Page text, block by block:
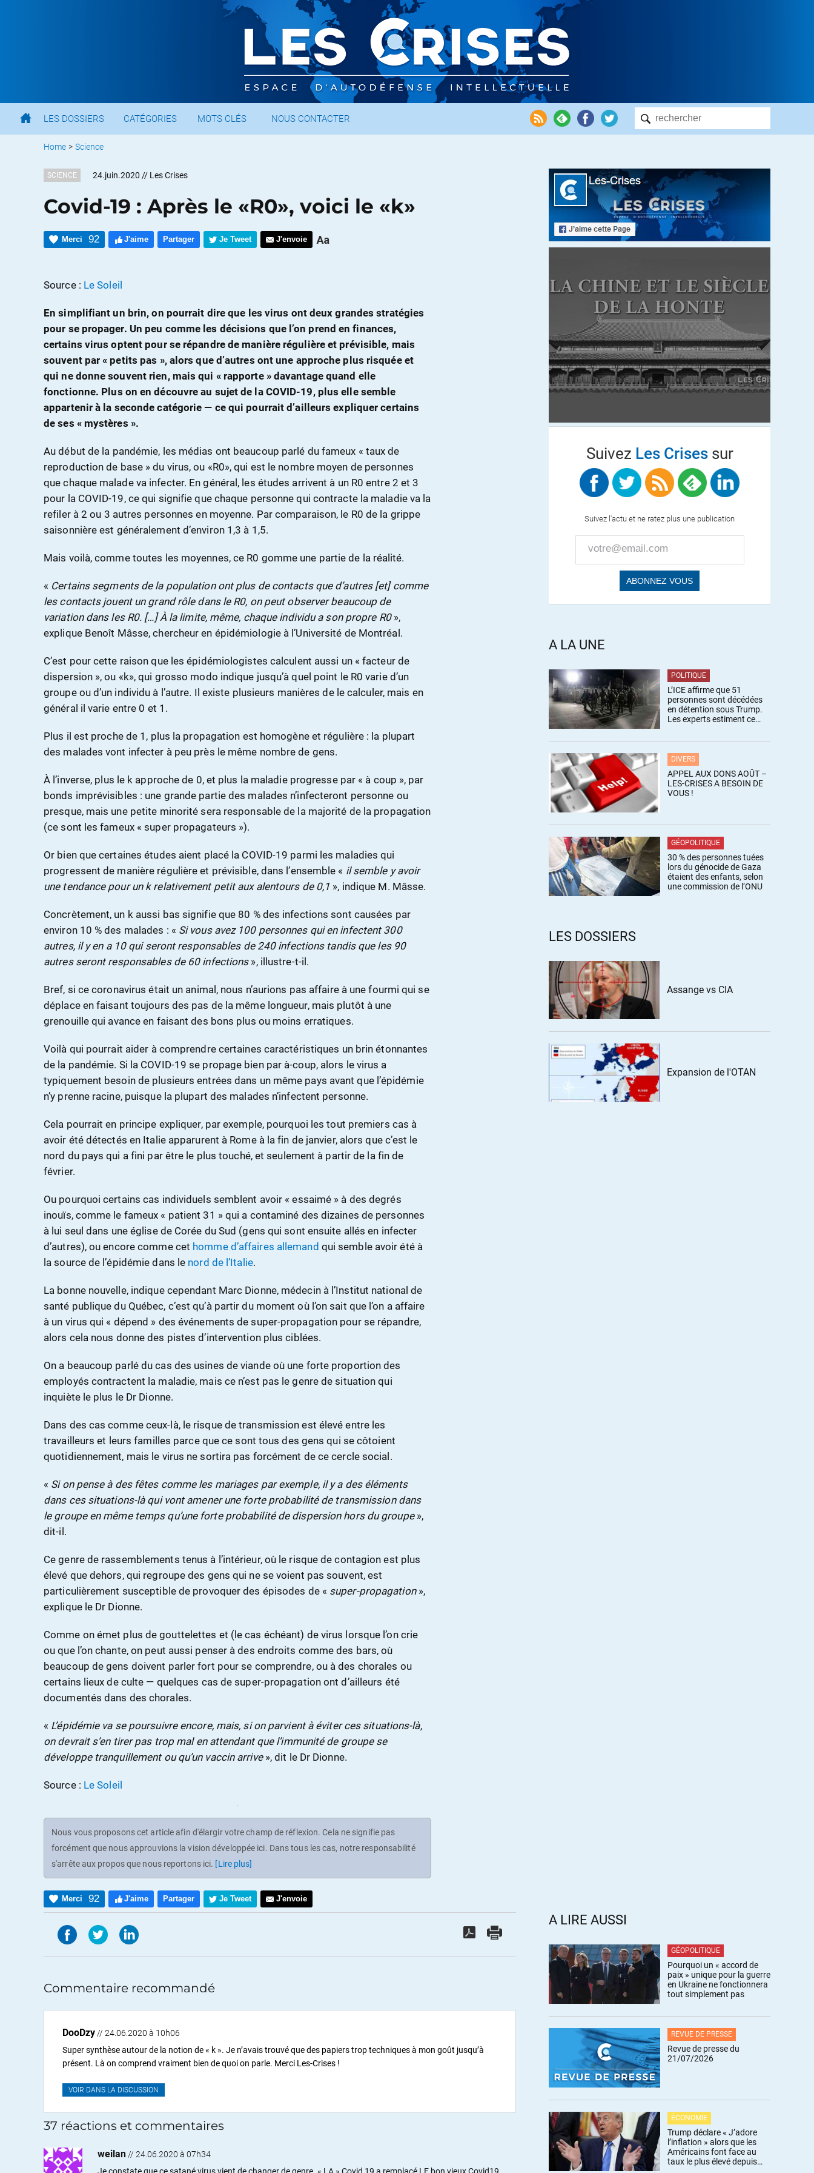
LES DOSSIERS CATÉGORIES MOTS CLÉS NOUS CONTACTER
Home > Science
SCIENCE 24.juin.2020 // Les Crises
Covid-19 : Après le «R0», voici le «k»
Merci 92 J'aime Partager Je Tweet J'envoie
Source : Le Soleil
En simplifiant un brin, on pourrait dire que les virus ont deux grandes stratégies
pour se propager. Un peu comme les décisions que l’on prend en finances,
certains virus optent pour se répandre de manière régulière et prévisible, mais
souvent par « petits pas », alors que d’autres ont une approche plus risquée et
qui ne donne souvent rien, mais qui « rapporte » davantage quand elle
fonctionne. Plus on en découvre au sujet de la COVID-19, plus elle semble
appartenir à la seconde catégorie — ce qui pourrait d’ailleurs expliquer certains
de ses « mystères ».
Au début de la pandémie, les médias ont beaucoup parlé du fameux « taux de
reproduction de base » du virus, ou «R0», qui est le nombre moyen de personnes
que chaque malade va infecter. En général, les études arrivent à un R0 entre 2 et 3
pour la COVID-19, ce qui signifie que chaque personne qui contracte la maladie va la
refiler à 2 ou 3 autres personnes en moyenne. Par comparaison, le R0 de la grippe
saisonnière est généralement d’environ 1,3 à 1,5.
Mais voilà, comme toutes les moyennes, ce R0 gomme une partie de la réalité.
« Certains segments de la population ont plus de contacts que d’autres [et] comme
les contacts jouent un grand rôle dans le R0, on peut observer beaucoup de
variation dans les R0. […] À la limite, même, chaque individu a son propre R0»,
explique Benoît Mâsse, chercheur en épidémiologie à l’Université de Montréal.
C’est pour cette raison que les épidémiologistes calculent aussi un « facteur de
dispersion », ou «k», qui grosso modo indique jusqu’à quel point le R0 varie d’un
groupe ou d’un individu à l’autre. Il existe plusieurs manières de le calculer, mais en
général il varie entre 0 et 1.
Plus il est proche de 1, plus la propagation est homogène et régulière : la plupart
des malades vont infecter à peu près le même nombre de gens.
À l’inverse, plus le k approche de 0, et plus la maladie progresse par « à coup », par
bonds imprévisibles : une grande partie des malades n’infecteront personne ou
presque, mais une petite minorité sera responsable de la majorité de la propagation
(ce sont les fameux « super propagateurs »).
Or bien que certaines études aient placé la COVID-19 parmi les maladies qui
progressent de manière régulière et prévisible, dans l’ensemble « il semble y avoir
une tendance pour un k relativement petit aux alentours de 0,1 », indique M. Mâsse.
Concrètement, un k aussi bas signifie que 80 % des infections sont causées par
environ 10 % des malades : « Si vous avez 100 personnes qui en infectent 300
autres, il y en a 10 qui seront responsables de 240 infections tandis que les 90
autres seront responsables de 60 infections», illustre-t-il.
Bref, si ce coronavirus était un animal, nous n’aurions pas affaire à une fourmi qui se
déplace en faisant toujours des pas de la même longueur, mais plutôt à une
grenouille qui avance en faisant des bons plus ou moins erratiques.
Voilà qui pourrait aider à comprendre certaines caractéristiques un brin étonnantes
de la pandémie. Si la COVID-19 se propage bien par à-coup, alors le virus a
typiquement besoin de plusieurs entrées dans un même pays avant que l’épidémie
n’y prenne racine, puisque la plupart des malades n’infectent personne.
Cela pourrait en principe expliquer, par exemple, pourquoi les tout premiers cas à
avoir été détectés en Italie apparurent à Rome à la fin de janvier, alors que c’est le
nord du pays qui a fini par être le plus touché, et seulement à partir de la fin de
février.
Ou pourquoi certains cas individuels semblent avoir « essaimé » à des degrés
inouïs, comme le fameux « patient 31 » qui a contaminé des dizaines de personnes
à lui seul dans une église de Corée du Sud (gens qui sont ensuite allés en infecter
d’autres), ou encore comme cet homme d’affaires allemand qui semble avoir été à
la source de l’épidémie dans le nord de l’Italie.
La bonne nouvelle, indique cependant Marc Dionne, médecin à l’Institut national de
santé publique du Québec, c’est qu’à partir du moment où l’on sait que l’on a affaire
à un virus qui « dépend » des événements de super-propagation pour se répandre,
alors cela nous donne des pistes d’intervention plus ciblées.
On a beaucoup parlé du cas des usines de viande où une forte proportion des
employés contractent la maladie, mais ce n’est pas le genre de situation qui
inquiète le plus le Dr Dionne.
Dans des cas comme ceux-là, le risque de transmission est élevé entre les
travailleurs et leurs familles parce que ce sont tous des gens qui se côtoient
quotidiennement, mais le virus ne sortira pas forcément de ce cercle social.
« Si on pense à des fêtes comme les mariages par exemple, il y a des éléments
dans ces situations-là qui vont amener une forte probabilité de transmission dans
le groupe en même temps qu’une forte probabilité de dispersion hors du groupe»,
dit-il.
Ce genre de rassemblements tenus à l’intérieur, où le risque de contagion est plus
élevé que dehors, qui regroupe des gens qui ne se voient pas souvent, est
particulièrement susceptible de provoquer des épisodes de « super-propagation»,
explique le Dr Dionne.
Comme on émet plus de gouttelettes et (le cas échéant) de virus lorsque l’on crie
ou que l’on chante, on peut aussi penser à des endroits comme des bars, où
beaucoup de gens doivent parler fort pour se comprendre, ou à des chorales ou
certains lieux de culte — quelques cas de super-propagation ont d’ailleurs été
documentés dans des chorales.
« L’épidémie va se poursuivre encore, mais, si on parvient à éviter ces situations-là,
on devrait s’en tirer pas trop mal en attendant que l’immunité de groupe se
développe tranquillement ou qu’un vaccin arrive», dit le Dr Dionne.
Source : Le Soleil
Nous vous proposons cet article afin d'élargir votre champ de réflexion. Cela ne signifie pas
forcément que nous approuvions la vision développée ici. Dans tous les cas, notre responsabilité
s'arrête aux propos que nous reportons ici. [Lire plus]
Merci 92 J'aime Partager Je Tweet J'envoie
Commentaire recommandé
DooDzy // 24.06.2020 à 10h06
Super synthèse autour de la notion de « k ». Je n’avais trouvé que des papiers trop techniques à mon goût jusqu’à
présent. Là on comprend vraiment bien de quoi on parle. Merci Les-Crises !
VOIR DANS LA DISCUSSION
37 réactions et commentaires
weilan // 24.06.2020 à 07h34
Je constate que ce satané virus vient de changer de genre. « LA » Covid 19 a remplacé LE bon vieux Covid19.
Suivez Les Crisessur
Suivez l'actu et ne ratez plus une publication
A LA UNE
POLITIQUE
L’ICE affirme que 51
personnes sont décédées
en détention sous Trump.
Les experts estiment ce
DIVERS
APPEL AUX DONS AOÛT –
LES-CRISES A BESOIN DE
VOUS !
GÉOPOLITIQUE
30 % des personnes tuées
lors du génocide de Gaza
étaient des enfants, selon
une commission de l’ONU
LES DOSSIERS
Assange vs CIA
Expansion de l'OTAN
A LIRE AUSSI
GÉOPOLITIQUE
Pourquoi un « accord de
paix » unique pour la guerre
en Ukraine ne fonctionnera
tout simplement pas
REVUE DE PRESSE
Revue de presse du
21/07/2026
ÉCONOMIE
Trump déclare « J’adore
l’inflation » alors que les
Américains font face au
taux le plus élevé depuis